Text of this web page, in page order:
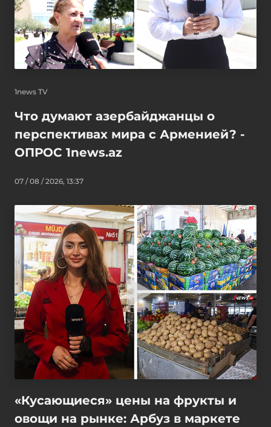
1news TV
Что думают азербайджанцы о
перспективах мира с Арменией? -
ОПРОС 1news.az
07 / 08 / 2026, 13:37
«Кусающиеся» цены на фрукты и
овощи на рынке: Арбуз в маркете